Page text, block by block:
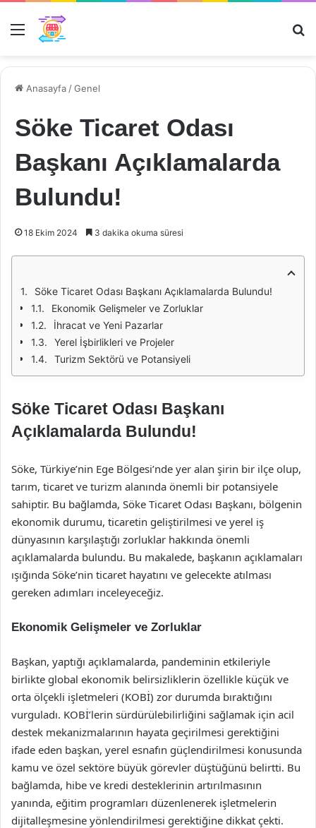
Menü
Anasayfa /Genel
Söke Ticaret Odası
Başkanı Açıklamalarda
Bulundu!
18 Ekim 2024 3 dakika okuma süresi
Söke Ticaret Odası Başkanı Açıklamalarda Bulundu!
Ekonomik Gelişmeler ve Zorluklar
İhracat ve Yeni Pazarlar
Yerel İşbirlikleri ve Projeler
Turizm Sektörü ve Potansiyeli
Söke Ticaret Odası Başkanı
Açıklamalarda Bulundu!
Söke, Türkiye’nin Ege Bölgesi’nde yer alan şirin bir ilçe olup,
tarım, ticaret ve turizm alanında önemli bir potansiyele
sahiptir. Bu bağlamda, Söke Ticaret Odası Başkanı, bölgenin
ekonomik durumu, ticaretin geliştirilmesi ve yerel iş
dünyasının karşılaştığı zorluklar hakkında önemli
açıklamalarda bulundu. Bu makalede, başkanın açıklamaları
ışığında Söke’nin ticaret hayatını ve gelecekte atılması
gereken adımları inceleyeceğiz.
Ekonomik Gelişmeler ve Zorluklar
Başkan, yaptığı açıklamalarda, pandeminin etkileriyle
birlikte global ekonomik belirsizliklerin özellikle küçük ve
orta ölçekli işletmeleri (KOBİ) zor durumda bıraktığını
vurguladı. KOBİ’lerin sürdürülebilirliğini sağlamak için acil
destek mekanizmalarının hayata geçirilmesi gerektiğini
ifade eden başkan, yerel esnafın güçlendirilmesi konusunda
kamu ve özel sektöre büyük görevler düştüğünü belirtti. Bu
bağlamda, hibe ve kredi desteklerinin artırılmasının
yanında, eğitim programları düzenlenerek işletmelerin
dijitalleşmesine yönlendirilmesi gerektiğine dikkat çekti.